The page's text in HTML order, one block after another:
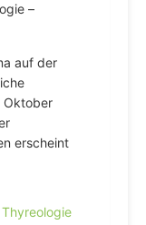
–
auf der
Oktober
erscheint
Thyreologie